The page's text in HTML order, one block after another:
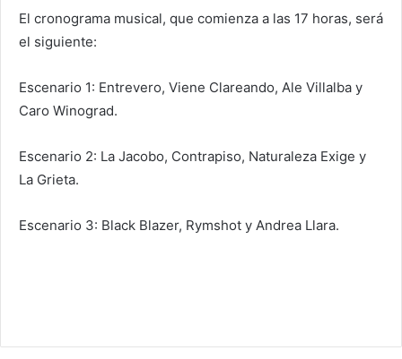
El cronograma musical, que comienza a las 17 horas, será
el siguiente:
Escenario 1: Entrevero, Viene Clareando, Ale Villalba y
Caro Winograd.
Escenario 2: La Jacobo, Contrapiso, Naturaleza Exige y
La Grieta.
Escenario 3: Black Blazer, Rymshot y Andrea Llara.